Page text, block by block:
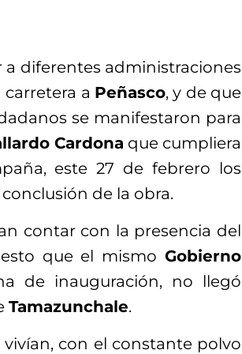
a diferentes administraciones
a Peñasco, y de que
se manifestaron para
Cardona que cumpliera
este 27 de febrero los
de la obra.
contar con la presencia del
que el mismo Gobierno
de inauguración, no llegó
Tamazunchale.
con el constante polvo